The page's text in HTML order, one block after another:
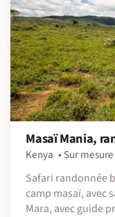
Masaï Mania,
Kenya Sur mesure
Safari randonnée
camp masaï, avec
Mara, avec guide